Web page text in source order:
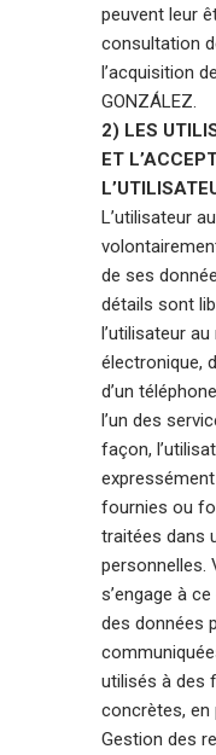
peuvent leur
consultation
l’acquisition
GONZÁLEZ.
2) LES
ET
L’utilisateur
de ses
détails sont
l’utilisateur
électronique,
d’un
l’un des
façon,
fournies ou
traitées dans
personnelles.
s’engage à
des données
utilisés à des
concrètes, en
Gestion des